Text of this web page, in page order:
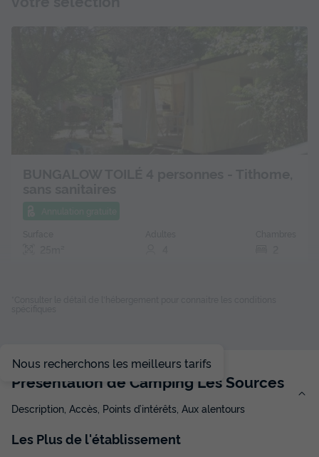
du18/09/2026au25/09/2026
Modifier les dates
Nous recherchons les meilleurs tarifs
Présentation de Camping Les Sources
Description, Accès, Points d’intérêts, Aux alentours
Les Plusde l'établissement